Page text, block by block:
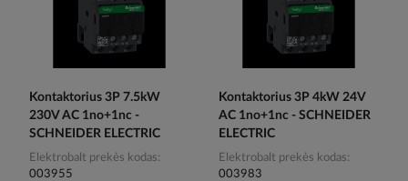
Kontaktorius 3P 7.5kW
230V AC 1no+1nc -
SCHNEIDER ELECTRIC
Elektrobalt prekės kodas
003955
Kontaktorius 3P 4kW 24V
AC 1no+1nc - SCHNEIDER
ELECTRIC
Elektrobalt prekės kodas
003983